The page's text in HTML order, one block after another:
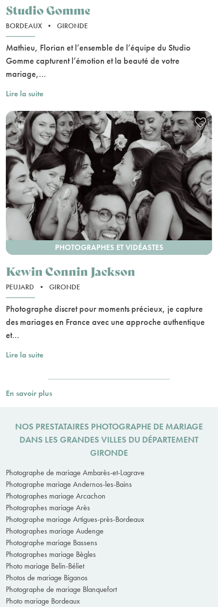
Studio Gomme
BORDEAUX • GIRONDE
Mathieu, Florian et l’ensemble de l’équipe du Studio
Gomme capturent l’émotion et la beauté de votre
mariage,...
Lire la suite
PHOTOGRAPHES ET VIDÉASTES
Kewin Connin Jackson
PEUJARD • GIRONDE
Photographe discret pour moments précieux, je capture
des mariages en France avec une approche authentique
et...
Lire la suite
En savoir plus
NOS PRESTATAIRES PHOTOGRAPHE DE MARIAGE
DANS LES GRANDES VILLES DU DÉPARTEMENT
GIRONDE
Photographe de mariage Ambarès-et-Lagrave
Photographe mariage Andernos-les-Bains
Photographes mariage Arcachon
Photographes mariage Arès
Photographe mariage Artigues-près-Bordeaux
Photographes mariage Audenge
Photographe mariage Bassens
Photographes mariage Bègles
Photo mariage Belin-Béliet
Photos de mariage Biganos
Photographe de mariage Blanquefort
Photo mariage Bordeaux